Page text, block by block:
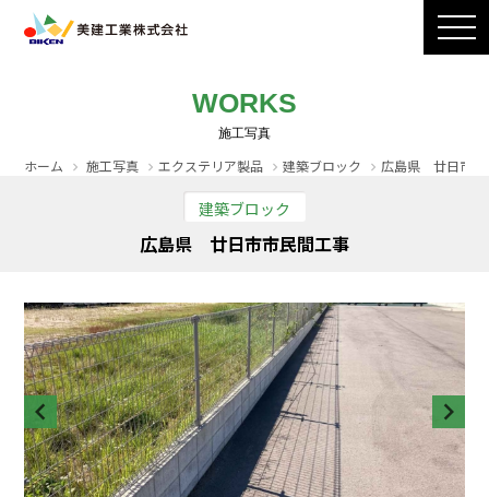
製品ラインナップ
CADダウンロード
WORKS
ホーム 施工写真 エクステリア製品 建築ブロック 広島県 廿日市市
建築ブロック
広島県 廿日市市民間工事